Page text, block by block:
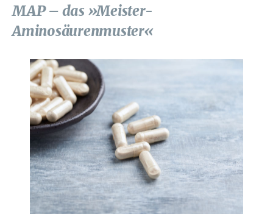
MAP – das »Meister-
Aminosäurenmuster«